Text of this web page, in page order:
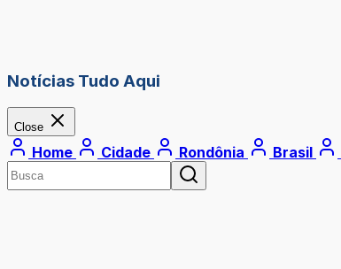
Notícias Tudo Aqui
Close
Home Cidade Rondônia Brasil